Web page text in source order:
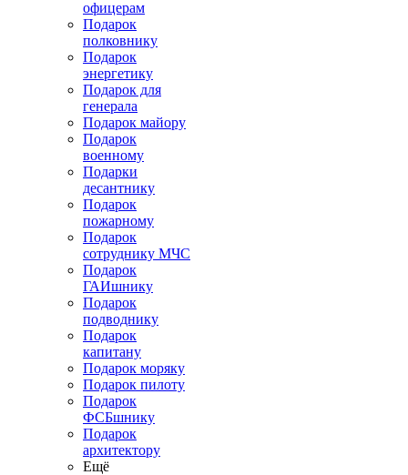
офицерам
Подарок
полковнику
Подарок
энергетику
Подарок для
генерала
Подарок майору
Подарок
военному
Подарки
десантнику
Подарок
пожарному
Подарок
сотруднику МЧС
Подарок
ГАИшнику
Подарок
подводнику
Подарок
капитану
Подарок моряку
Подарок пилоту
Подарок
ФСБшнику
Подарок
архитектору
Ещё